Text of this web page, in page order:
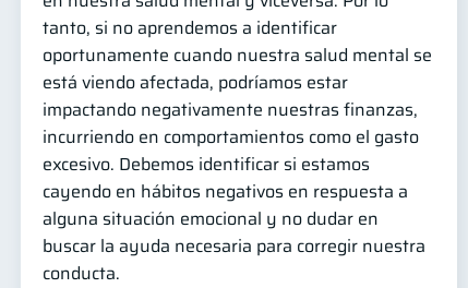
tanto, si no aprendemos a identificar
oportunamente cuando nuestra salud mental se
está viendo afectada, podríamos estar
impactando negativamente nuestras finanzas,
incurriendo en comportamientos como el gasto
excesivo. Debemos identificar si estamos
cayendo en hábitos negativos en respuesta a
alguna situación emocional y no dudar en
buscar la ayuda necesaria para corregir nuestra
conducta.